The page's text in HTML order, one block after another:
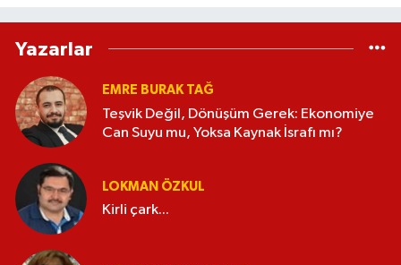
Yazarlar
EMRE BURAK TAĞ
Teşvik Değil, Dönüşüm Gerek: Ekonomiye
Can Suyu mu, Yoksa Kaynak İsrafı mı?
LOKMAN ÖZKUL
Kirli çark...